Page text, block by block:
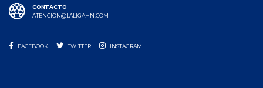
CONTACTO
ATENCION@LALIGAHN.COM
FACEBOOK TWITTER INSTAGRAM